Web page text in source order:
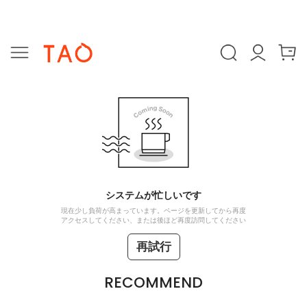
システムが忙しいです
現在少し負荷が高まっています。ページを更新してから再度
アクセスしてください、または後ほど再度訪問してください
再試行
RECOMMEND